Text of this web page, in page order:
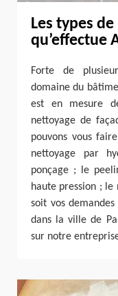
Les types
qu’effectue
Forte de
domaine du
est en mesure
nettoyage de
pouvons vous
nettoyage par
ponçage ; le
haute pression ;
soit vos
dans la ville de
sur notre